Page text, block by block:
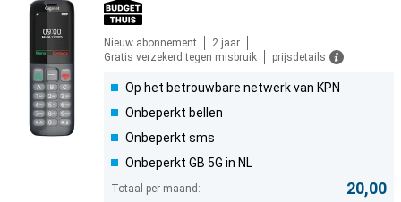
Nieuw abonnement
2 jaar
Gratis verzekerd tegen misbruik
prijsdetails
Op het betrouwbare netwerk van KPN
Onbeperkt bellen
Onbeperkt sms
Onbeperkt GB 5G in NL
Totaal per maand: 20,00